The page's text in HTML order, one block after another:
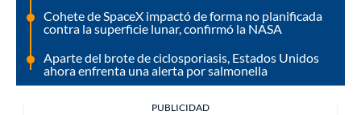
Cohete de SpaceX impactó de forma no planificada
contra la superficie lunar, confirmó la NASA
Aparte del brote de ciclosporiasis, Estados Unidos
ahora enfrenta una alerta por salmonella
PUBLICIDAD